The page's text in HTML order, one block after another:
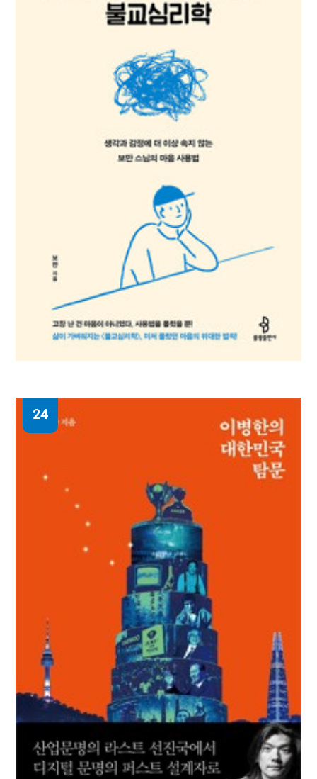
나도 내 마음을 모를 때, 불교심리학 : 생각과
감정에 더 이상 속지 않는 보만 스님의 마음
보만 지음
24